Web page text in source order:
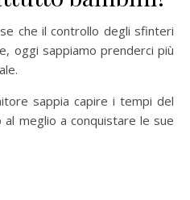
che il controllo degli sfinteri
oggi sappiamo prenderci più
sappia capire i tempi del
meglio a conquistare le sue